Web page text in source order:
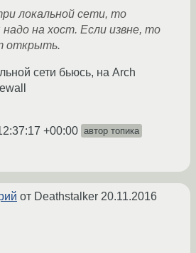
локальной сети, то
на хост. Если извне, то
открыть.
сети бьюсь, на Arch
+00:00 автор топика
от Deathstalker 20.11.2016